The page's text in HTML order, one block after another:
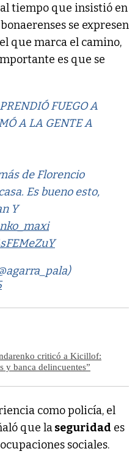
tiempo que insistió en
se expresen
que marca el camino,
es que se
FUEGO A
A LA GENTE A
de Florencio
Es bueno esto,
Y
criticó a Kicillof:
y banca delincuentes”
como policía, el
que laseguridad es
sociales.